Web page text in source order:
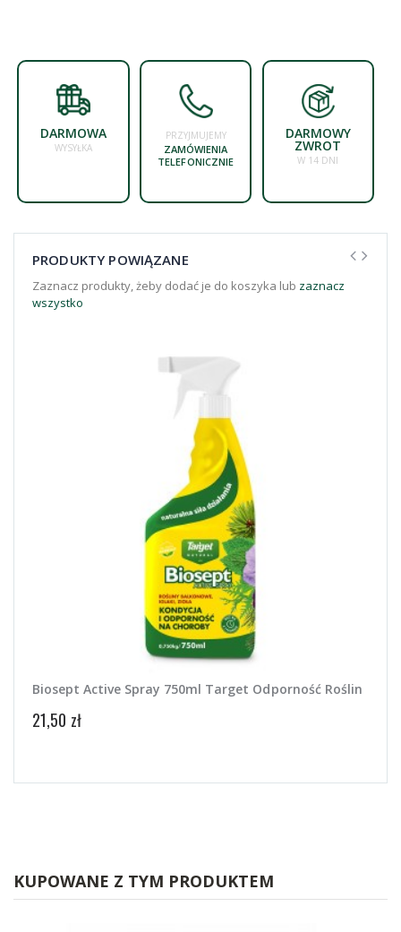
DARMOWA
WYSYŁKA
PRZYJMUJEMY
ZAMÓWIENIA
TELEFONICZNIE
DARMOWY
ZWROT
W 14 DNI
PRODUKTY POWIĄZANE
Zaznacz produkty, żeby dodać je do koszyka lub zaznacz
wszystko
Biosept Active Spray 750ml Target Odporność Roślin
21,50 zł
KUPOWANE Z TYM PRODUKTEM